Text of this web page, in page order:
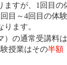
ますが、1回目の
目～4回目の体
ります。
）の通常受講料
授業はその半額